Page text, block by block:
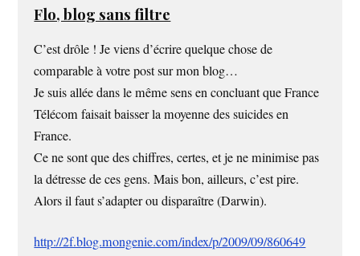
Flo, blog sans filtre
C’est drôle ! Je viens d’écrire quelque chose de
comparable à votre post sur mon blog…
Je suis allée dans le même sens en concluant que France
Télécom faisait baisser la moyenne des suicides en
France.
Ce ne sont que des chiffres, certes, et je ne minimise pas
la détresse de ces gens. Mais bon, ailleurs, c’est pire.
Alors il faut s’adapter ou disparaître (Darwin).
http://2f.blog.mongenie.com/index/p/2009/09/860649